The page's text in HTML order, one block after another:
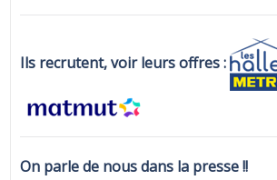
Ils recrutent, voir leurs offres :
On parle de nous dans la presse !!